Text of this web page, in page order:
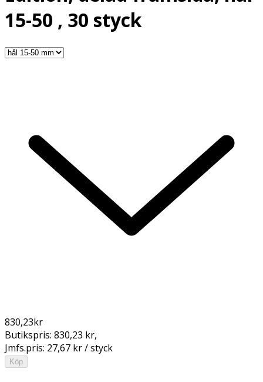
15-50 , 30 styck
830,23kr
Butikspris: 830,23 kr,
Jmfs.pris: 27,67 kr / styck
Köp